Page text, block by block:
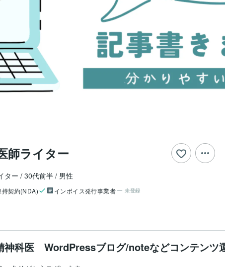
師ライター
ター 30代前半 男性
持契約(NDA) インボイス発行事業者 未登録
神科医 WordPressブログ/noteなどコンテンツ